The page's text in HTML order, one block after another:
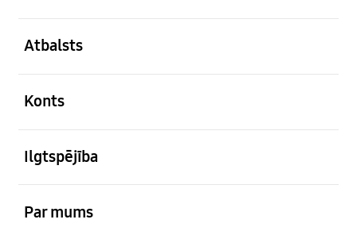
Atbalsts
Konts
Ilgtspējība
Par mums